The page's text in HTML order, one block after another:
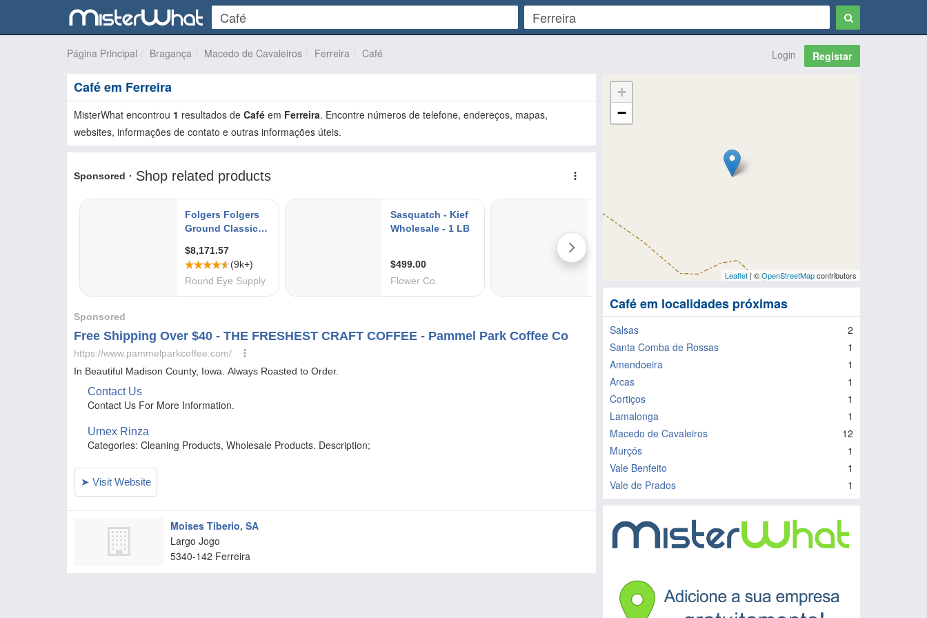
Página Principal Bragança Macedo de Cavaleiros Ferreira Café Login Registar
Café em Ferreira
MisterWhat encontrou 1 resultados de Café em Ferreira. Encontre números de telefone, endereços, mapas,
websites, informações de contato e outras informações úteis.
Moises Tiberio, SA
Largo Jogo
5340-142 Ferreira
+
−
Leaflet| ©OpenStreetMapcontributors
Café em localidades próximas
Salsas
2
Santa Comba de Rossas
1
Amendoeira
1
Arcas
1
Cortiços
1
Lamalonga
1
Macedo de Cavaleiros
12
Murçós
1
Vale Benfeito
1
Vale de Prados
1